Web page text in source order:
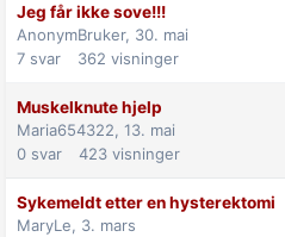
Jeg får ikke sove!!!
AnonymBruker, 30. mai
7 svar 362 visninger
Muskelknute hjelp
Maria654322, 13. mai
0 svar 423 visninger
Sykemeldt etter en hysterektomi
MaryLe, 3. mars